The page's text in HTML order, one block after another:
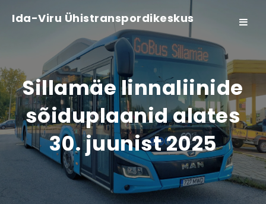
Ida-Viru Ühistranspordikeskus
Toggle
Sillamäe linnaliinide
sõiduplaanid alates
30. juunist 2025